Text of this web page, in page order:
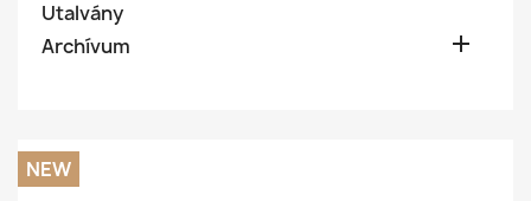
Utalvány
Archívum

NEW